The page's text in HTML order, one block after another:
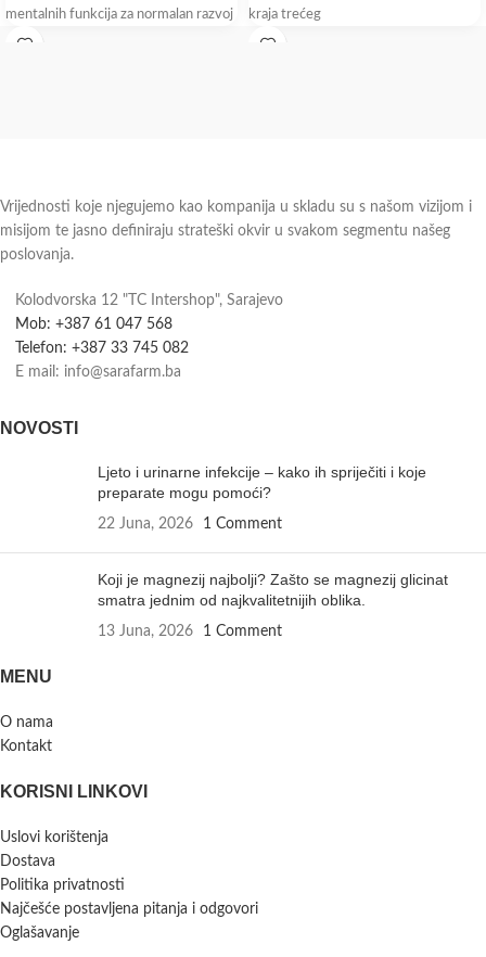
mentalnih funkcija za normalan razvoj
vida,
kraja trećeg
Vrijednosti koje njegujemo kao kompanija u skladu su s našom vizijom i
misijom te jasno definiraju strateški okvir u svakom segmentu našeg
poslovanja.
Kolodvorska 12 "TC Intershop", Sarajevo
Mob: +387 61 047 568
Telefon: +387 33 745 082
E mail: info@sarafarm.ba
NOVOSTI
Ljeto i urinarne infekcije – kako ih spriječiti i koje
preparate mogu pomoći?
22 Juna, 2026 1 Comment
Koji je magnezij najbolji? Zašto se magnezij glicinat
smatra jednim od najkvalitetnijih oblika.
13 Juna, 2026 1 Comment
MENU
O nama
Kontakt
KORISNI LINKOVI
Uslovi korištenja
Dostava
Politika privatnosti
Najčešće postavljena pitanja i odgovori
Oglašavanje